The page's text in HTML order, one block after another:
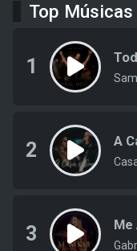
Top Músicas
1
2 A
3 Me